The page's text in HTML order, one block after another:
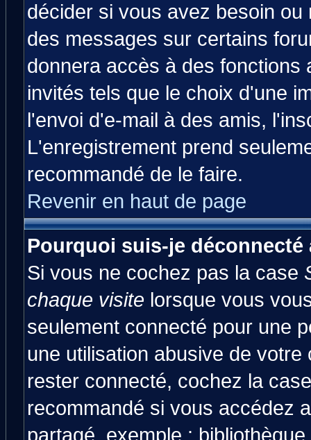
décider si vous avez besoin
des messages sur certains
donnera accès à des fonctions
invités tels que le choix d'une
l'envoi d'e-mail à des amis,
L'enregistrement prend
recommandé de le faire.
Revenir en haut de page
Pourquoi suis-je
Si vous ne cochez pas la case
chaque visite lorsque vous
seulement connecté pour une
une utilisation abusive de
rester connecté, cochez la
recommandé si vous accédez
partagé, exemple :